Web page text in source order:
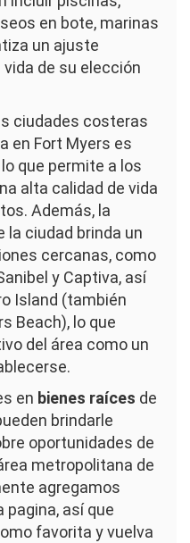
en bote, marinas
un ajuste
de su elección
ciudades costeras
en Fort Myers es
que permite a los
alta calidad de vida
Además, la
la ciudad brinda un
cercanas, como
y Captiva, así
Island (también
Beach), lo que
del área como un
en bienes raíces de
brindarle
oportunidades de
metropolitana de
agregamos
así que
favorita y vuelva